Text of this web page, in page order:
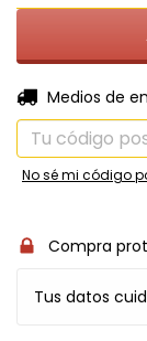
Entregas para el
Medios de
No sé mi código
Compra
Tus datos